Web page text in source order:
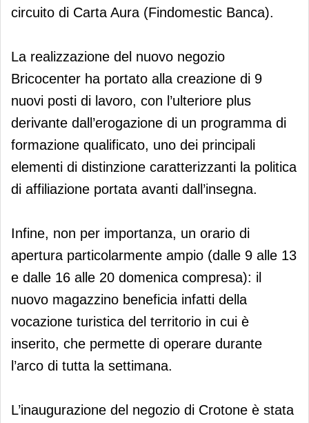
circuito di Carta Aura (Findomestic Banca).
La realizzazione del nuovo negozio
Bricocenter ha portato alla creazione di 9
nuovi posti di lavoro, con l’ulteriore plus
derivante dall’erogazione di un programma di
formazione qualificato, uno dei principali
elementi di distinzione caratterizzanti la politica
di affiliazione portata avanti dall’insegna.
Infine, non per importanza, un orario di
apertura particolarmente ampio (dalle 9 alle 13
e dalle 16 alle 20 domenica compresa): il
nuovo magazzino beneficia infatti della
vocazione turistica del territorio in cui è
inserito, che permette di operare durante
l’arco di tutta la settimana.
L’inaugurazione del negozio di Crotone è stata